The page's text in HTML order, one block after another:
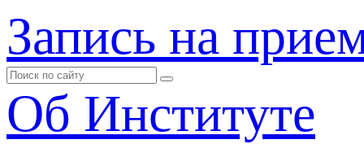
Запись на
Об Институте